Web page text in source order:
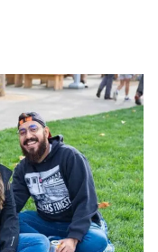
vida por la noche